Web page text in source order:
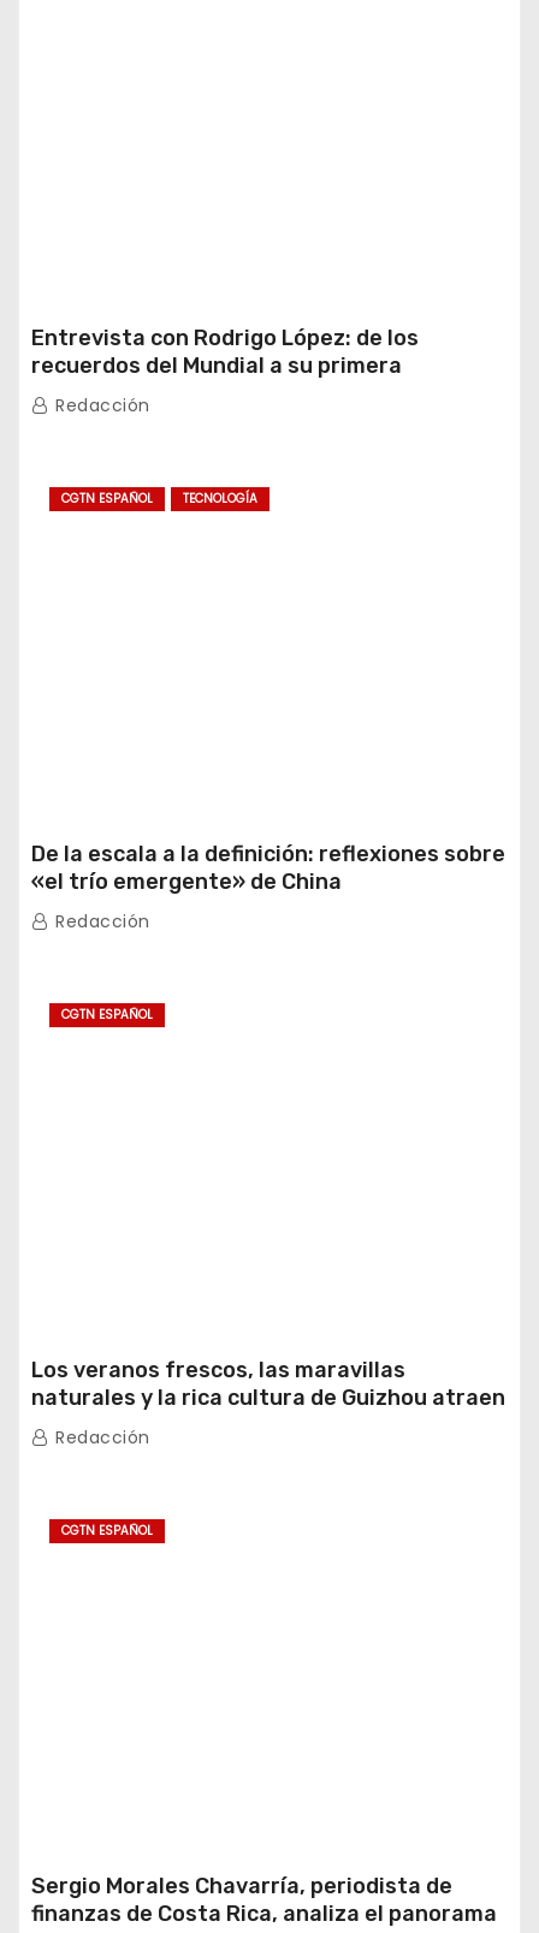
Entrevista con Rodrigo López: de los
recuerdos del Mundial a su primera
experiencia en China
Redacción
CGTN ESPAÑOL TECNOLOGÍA
De la escala a la definición: reflexiones sobre
«el trío emergente» de China
Redacción
CGTN ESPAÑOL
Los veranos frescos, las maravillas
naturales y la rica cultura de Guizhou atraen
a turistas extranjeros
Redacción
CGTN ESPAÑOL
Sergio Morales Chavarría, periodista de
finanzas de Costa Rica, analiza el panorama